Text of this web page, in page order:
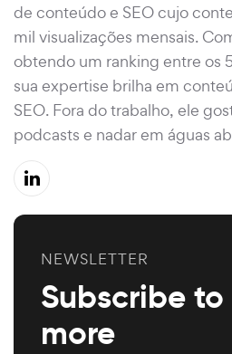
de conteúdo e SEO cujo
mil visualizações mensais.
obtendo um ranking entre os
sua expertise brilha em
SEO. Fora do trabalho, ele
podcasts e nadar em águas
NEWSLETTER
Subscribe
more